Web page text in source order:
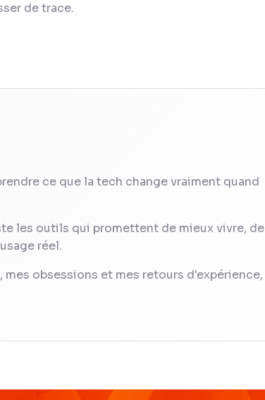
de trace.
ce que la tech change vraiment quand
les outils qui promettent de mieux vivre, de
réel.
obsessions et mes retours d'expérience,